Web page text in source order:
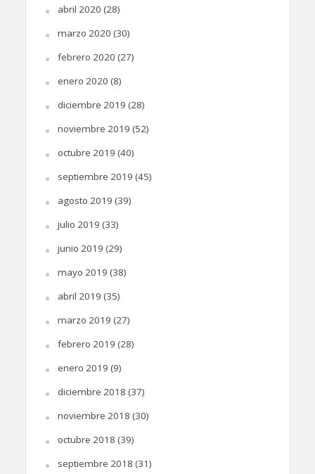
abril 2020 (28)
marzo 2020 (30)
febrero 2020 (27)
enero 2020 (8)
diciembre 2019 (28)
noviembre 2019 (52)
octubre 2019 (40)
septiembre 2019 (45)
agosto 2019 (39)
julio 2019 (33)
junio 2019 (29)
mayo 2019 (38)
abril 2019 (35)
marzo 2019 (27)
febrero 2019 (28)
enero 2019 (9)
diciembre 2018 (37)
noviembre 2018 (30)
octubre 2018 (39)
septiembre 2018 (31)